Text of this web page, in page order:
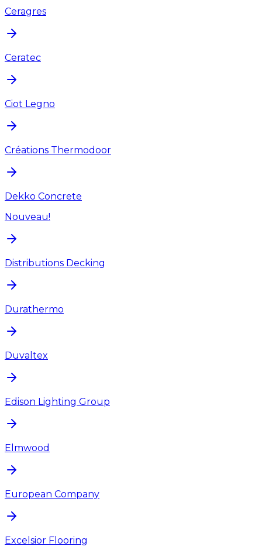
Ceragres
Ceratec
Ciot Legno
Créations Thermodoor
Dekko Concrete
Nouveau!
Distributions Decking
Durathermo
Duvaltex
Edison Lighting Group
Elmwood
European Company
Excelsior Flooring